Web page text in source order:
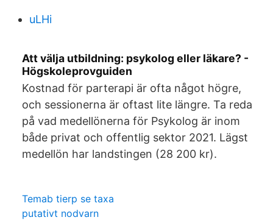
uLHi
Att välja utbildning: psykolog eller läkare? -
Högskoleprovguiden
Kostnad för parterapi är ofta något högre,
och sessionerna är oftast lite längre. Ta reda
på vad medellönerna för Psykolog är inom
både privat och offentlig sektor 2021. Lägst
medellön har landstingen (28 200 kr).
Temab tierp se taxa
putativt nodvarn